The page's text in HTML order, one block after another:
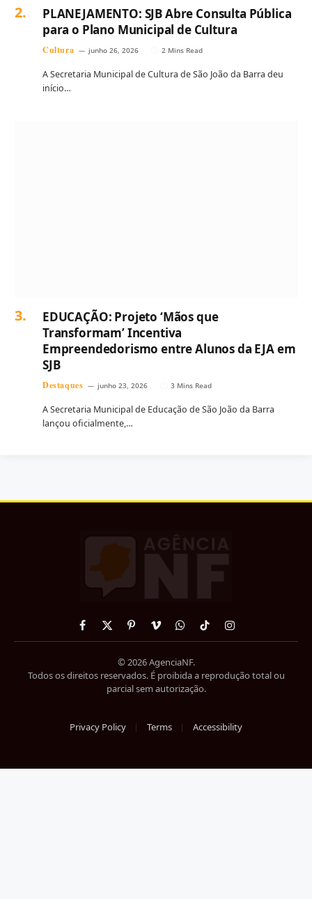
PLANEJAMENTO: SJB Abre Consulta Pública
para o Plano Municipal de Cultura
Cultura junho 26, 2026 2 Mins Read
A Secretaria Municipal de Cultura de São João da Barra deu
início…
EDUCAÇÃO: Projeto ‘Mãos que
Transformam’ Incentiva
Empreendedorismo entre Alunos da EJA em
SJB
Destaques junho 23, 2026 3 Mins Read
A Secretaria Municipal de Educação de São João da Barra
lançou oficialmente,…
Facebook
X
PinterestVimeoWhatsApp
TikTokInstagram
© 2026 AgenciaNF.
Todos os direitos reservados. É proibida a reprodução total ou
parcial sem autorização.
Privacy Policy Terms Accessibility